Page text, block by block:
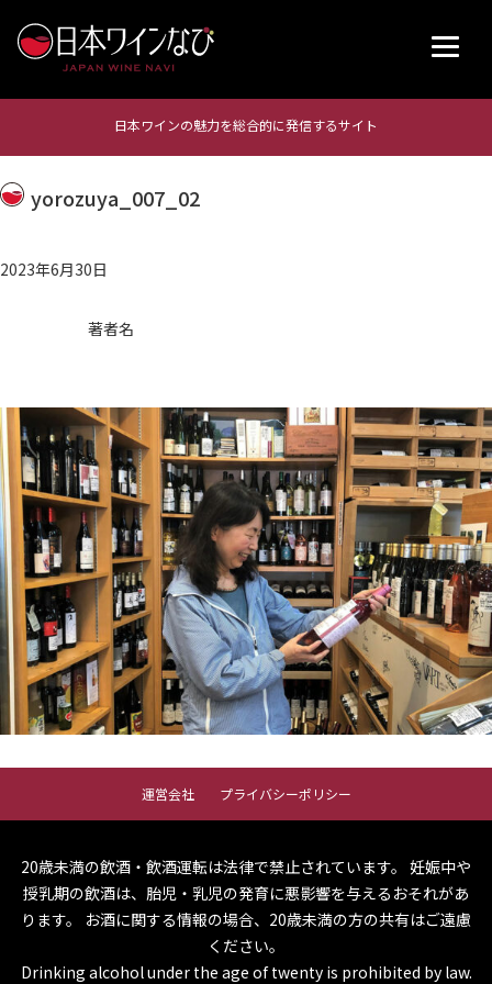
日本ワインの魅力を総合的に発信するサイト
yorozuya_007_02
2023年6月30日
著者名
運営会社 プライバシーポリシー
20歳未満の飲酒・飲酒運転は法律で禁止されています。 妊娠中や
授乳期の飲酒は、胎児・乳児の発育に悪影響を与えるおそれがあ
ります。
お酒に関する情報の場合、20歳未満の方の共有はご遠慮
ください。
Drinking alcohol under the age of twenty is prohibited by law.